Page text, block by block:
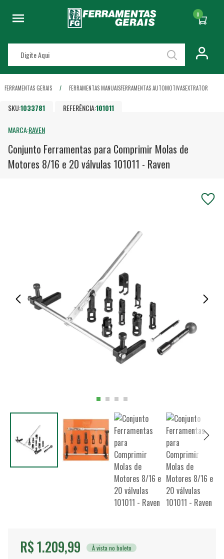
0
FERRAMENTAS GERAIS FERRAMENTAS MANUAISFERRAMENTAS AUTOMOTIVASEXTRATOR
SKU:1033781 REFERÊNCIA:101011
MARCA:RAVEN
Conjunto Ferramentas para Comprimir Molas de
Motores 8/16 e 20 válvulas 101011 - Raven
R$ 1.209,99 À vista no boleto